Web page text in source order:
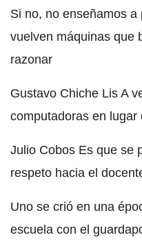
Si no, no enseñamos
vuelven máquinas que
razonar
Gustavo Chiche Lis A
computadoras en lugar
Julio Cobos Es que se
respeto hacia el
Uno se crió en una
escuela con el